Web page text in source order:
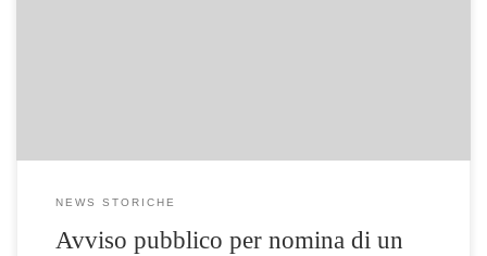
NEWS STORICHE
Avviso pubblico per nomina di un